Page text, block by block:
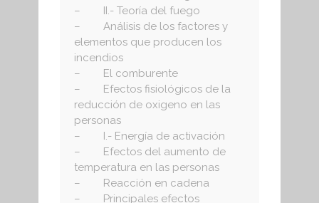
– II.- Teoría del fuego
– Análisis de los factores y
elementos que producen los
incendios
– El comburente
– Efectos fisiológicos de la
reducción de oxigeno en las
personas
– I.- Energía de activación
– Efectos del aumento de
temperatura en las personas
– Reacción en cadena
– Principales efectos